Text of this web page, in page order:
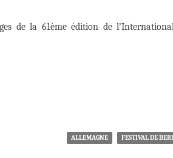
de la 61ème édition de
ALLEMAGNE FESTIVAL DE